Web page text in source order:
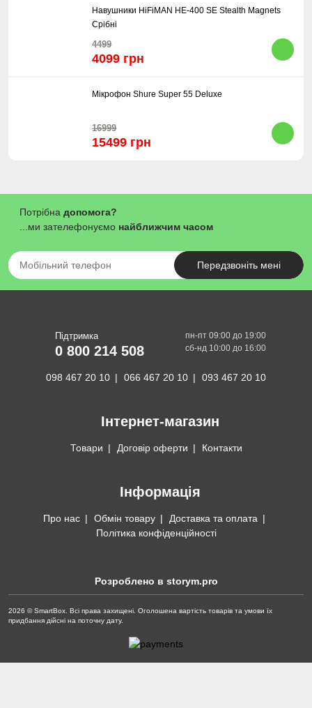
Навушники HiFiMAN HE-400 SE Stealth Magnets
Срібні
4499
4099 грн
Мікрофон Shure Super 55 Deluxe
16999
15499 грн
Потрібна допомога?
...ми зателефонуємо найближчим часом
Передзвоніть мені
Підтримка
0 800 214 508
пн-пт 09:00 до 19:00
сб-нд 10:00 до 16:00
098 467 20 10 066 467 20 10 093 467 20 10
Інтернет-магазин
Товари Договір оферти Контакти
Інформація
Про нас Обмін товару
Доставка та оплата
Політика конфіденційності
Розроблено в storym.pro
2026 © SmartBox. Всі права захищені. Оголошена вартість товарів та умови їх
придбання дійсні на поточну дату.